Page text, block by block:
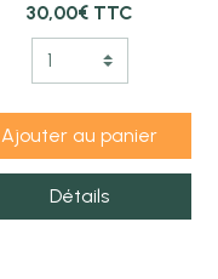
30,00€ TTC
Ajouter au panier
Détails